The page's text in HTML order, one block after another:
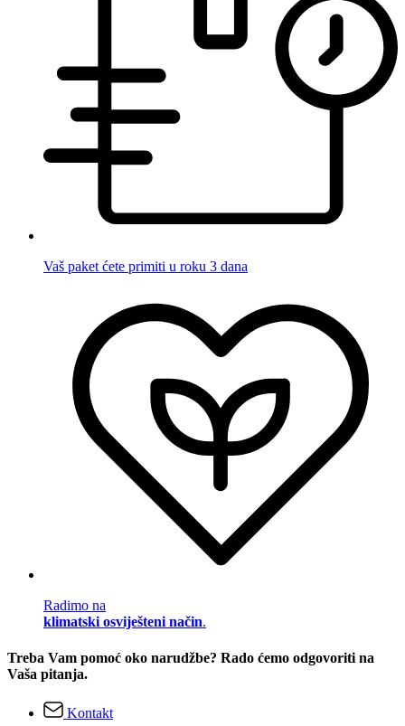
Vaš paket ćete primiti u roku 3 dana
Radimo na
klimatski osviješteni način.
Treba Vam pomoć oko narudžbe? Rado ćemo odgovoriti na
Vaša pitanja.
Kontakt